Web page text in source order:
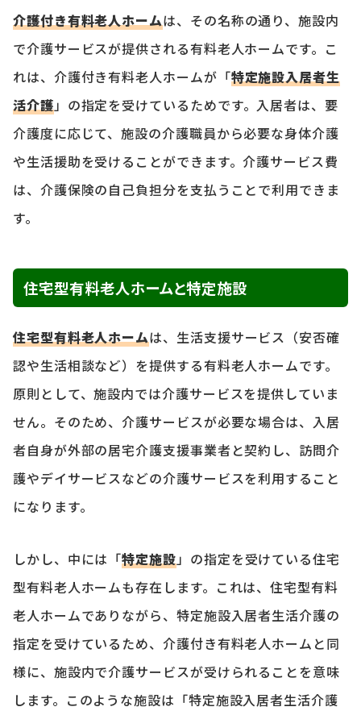
介護付き有料老人ホームは、その名称の通り、施設内
で介護サービスが提供される有料老人ホームです。こ
れは、介護付き有料老人ホームが「特定施設入居者生
活介護」の指定を受けているためです。入居者は、要
介護度に応じて、施設の介護職員から必要な身体介護
や生活援助を受けることができます。介護サービス費
は、介護保険の自己負担分を支払うことで利用できま
す。
住宅型有料老人ホームと特定施設
住宅型有料老人ホームは、生活支援サービス（安否確
認や生活相談など）を提供する有料老人ホームです。
原則として、施設内では介護サービスを提供していま
せん。そのため、介護サービスが必要な場合は、入居
者自身が外部の居宅介護支援事業者と契約し、訪問介
護やデイサービスなどの介護サービスを利用すること
になります。
しかし、中には「特定施設 」の指定を受けている住宅
型有料老人ホームも存在します。これは、住宅型有料
老人ホームでありながら、特定施設入居者生活介護の
指定を受けているため、介護付き有料老人ホームと同
様に、施設内で介護サービスが受けられることを意味
します。このような施設は「特定施設入居者生活介護